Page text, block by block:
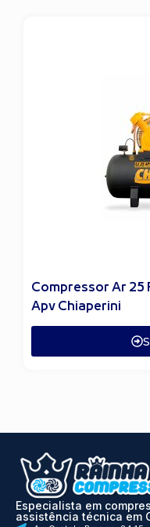
Compressor Ar 25
Apv Chiaperini
Especialista em
assistência técnica em